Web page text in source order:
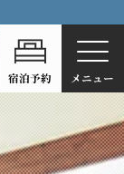
宿泊予約 メニュー